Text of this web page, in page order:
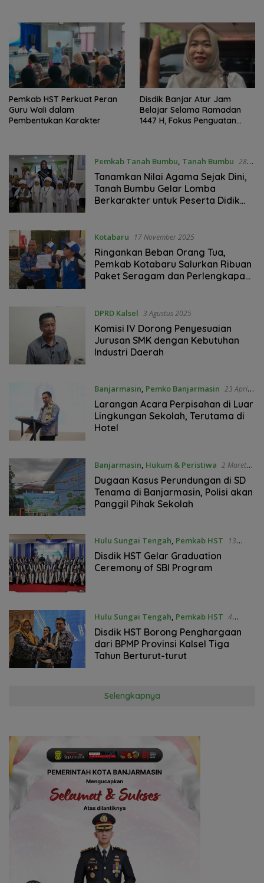
Pemkab HST Perkuat Peran
Guru Wali dalam
Pembentukan Karakter
Disdik Banjar Atur Jam
Belajar Selama Ramadan
1447 H, Fokus Penguatan
Pemkab Tanah Bumbu, Tanah Bumbu 28
November 2025
Tanamkan Nilai Agama Sejak Dini,
Tanah Bumbu Gelar Lomba
Berkarakter untuk Peserta Didik
Kotabaru 17 November 2025
Ringankan Beban Orang Tua,
Pemkab Kotabaru Salurkan Ribuan
Paket Seragam dan Perlengkapan
DPRD Kalsel 3 Agustus 2025
Komisi IV Dorong Penyesuaian
Jurusan SMK dengan Kebutuhan
Industri Daerah
Banjarmasin, Pemko Banjarmasin 23 April
2025
Larangan Acara Perpisahan di Luar
Lingkungan Sekolah, Terutama di
Hotel
Banjarmasin, Hukum & Peristiwa 2 Maret
2025
Dugaan Kasus Perundungan di SD
Tenama di Banjarmasin, Polisi akan
Panggil Pihak Sekolah
Hulu Sungai Tengah, Pemkab HST
13
Desember 2024
Disdik HST Gelar Graduation
Ceremony of SBI Program
Hulu Sungai Tengah, Pemkab HST 4
Desember 2024
Disdik HST Borong Penghargaan
dari BPMP Provinsi Kalsel Tiga
Tahun Berturut-turut
Selengkapnya